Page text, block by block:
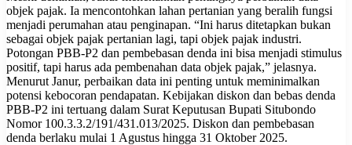
objek pajak. Ia mencontohkan lahan pertanian yang beralih fungsi
menjadi perumahan atau penginapan. “Ini harus ditetapkan bukan
sebagai objek pajak pertanian lagi, tapi objek pajak industri.
Potongan PBB-P2 dan pembebasan denda ini bisa menjadi stimulus
positif, tapi harus ada pembenahan data objek pajak,” jelasnya.
​Menurut Janur, perbaikan data ini penting untuk meminimalkan
potensi kebocoran pendapatan. Kebijakan diskon dan bebas denda
PBB-P2 ini tertuang dalam Surat Keputusan Bupati Situbondo
Nomor 100.3.3.2/191/431.013/2025. Diskon dan pembebasan
denda berlaku mulai 1 Agustus hingga 31 Oktober 2025.